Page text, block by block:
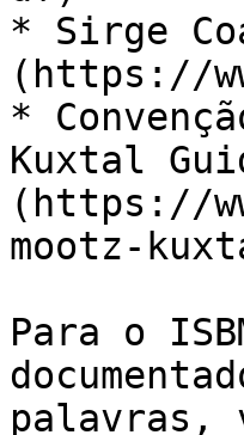
* Sirge
(https://
*
Kuxtal
(https://
mootz-
Para o
palavras,